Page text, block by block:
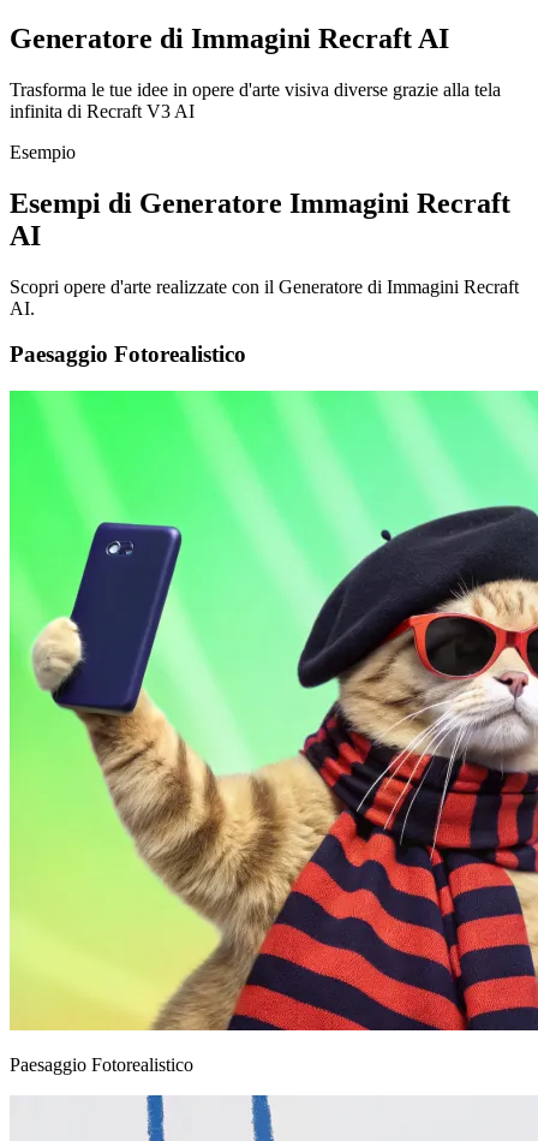
Generatore di Immagini Recraft AI
Trasforma le tue idee in opere d'arte visiva diverse grazie alla tela
infinita di Recraft V3 AI
Esempio
Esempi di Generatore Immagini Recraft
AI
Scopri opere d'arte realizzate con il Generatore di Immagini Recraft
AI.
Paesaggio Fotorealistico
Paesaggio Fotorealistico